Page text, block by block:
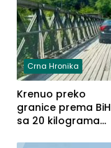
Crna Hronika
Krenuo preko
granice prema BiH
sa 20 kilograma